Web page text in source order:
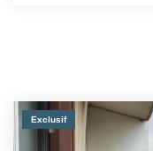
Exclusif